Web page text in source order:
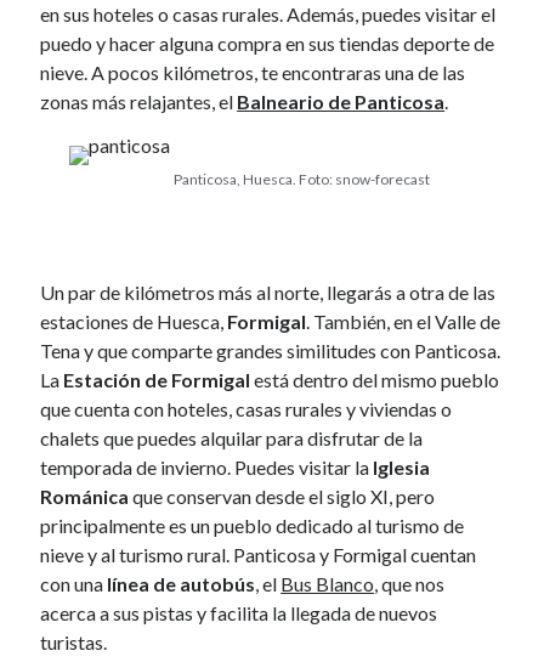
December 2014
June 2014
March 2014
February 2014
December 2013
July 2013
June 2013
May 2013
April 2013
March 2013
February 2013
January 2013
December 2012
November 2012
October 2012
September 2012
August 2012
July 2012
en sus hoteles o casas rurales. Además, puedes visitar el
puedo y hacer alguna compra en sus tiendas deporte de
nieve. A pocos kilómetros, te encontraras una de las
zonas más relajantes, el Balneario de Panticosa.
Panticosa, Huesca. Foto: snow-forecast
Un par de kilómetros más al norte, llegarás a otra de las
estaciones de Huesca, Formigal. También, en el Valle de
Tena y que comparte grandes similitudes con Panticosa.
La Estación de Formigal está dentro del mismo pueblo
que cuenta con hoteles, casas rurales y viviendas o
chalets que puedes alquilar para disfrutar de la
temporada de invierno. Puedes visitar la Iglesia
Románica que conservan desde el siglo XI, pero
principalmente es un pueblo dedicado al turismo de
nieve y al turismo rural. Panticosa y Formigal cuentan
con una línea de autobús, el Bus Blanco, que nos
acerca a sus pistas y facilita la llegada de nuevos
turistas.